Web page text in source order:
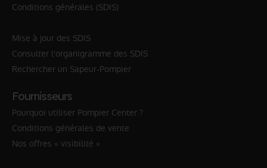
Conditions générales (SDIS)
Mise à jour des SDIS
Consulter l'organigramme des SDIS
Rechercher un Sapeur-Pompier
Fournisseurs
Pourquoi utiliser Pompier Center ?
Conditions générales de vente
Nos offres « visibilité »